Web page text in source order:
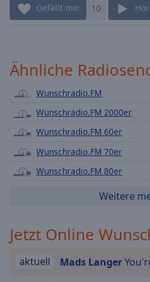
Remaining
Time-
Playback
Chapters
Chapters
Descriptions
descriptions
Subtitles
settings,
Gefällt mir 10
Ähnliche
Wunschradio.FM
Wunschradio.FM 2000er
Wunschradio.FM 60er
Wunschradio.FM 70er
Wunschradio.FM 80er
Wunschradio.FM Schlager
Wunschradio.FM 90er Dance
Wunschradio.FM Dance
Weitere
Jetzt Online
aktuell Mads Langer